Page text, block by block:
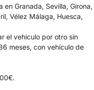
Granada, Sevilla, Girona,
Vélez Málaga, Huesca,
el vehículo por otro sin
meses, con vehículo de